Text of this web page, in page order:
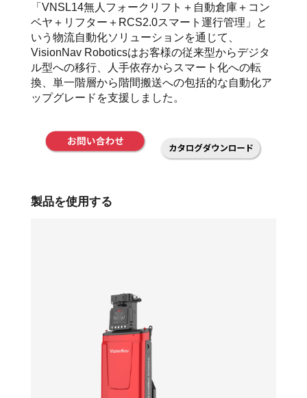
「VNSL14無人フォークリフト＋自動倉庫＋コン
ベヤ＋リフター＋RCS2.0スマート運行管理」と
いう物流自動化ソリューションを通じて、
VisionNav Roboticsはお客様の従来型からデジタ
ル型への移行、人手依存からスマート化への転
換、単一階層から階間搬送への包括的な自動化ア
ップグレードを支援しました。
製品を使用する